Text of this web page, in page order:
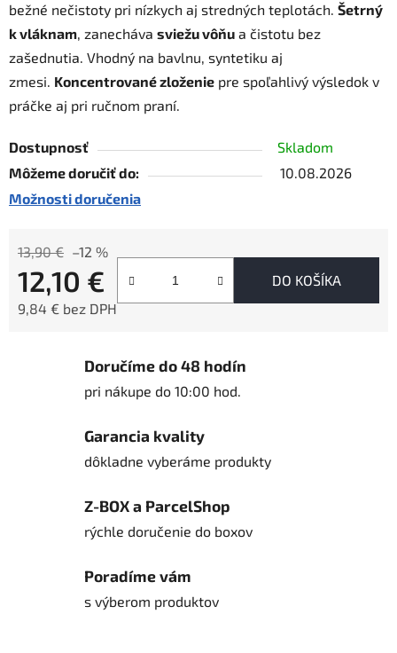
bežné nečistoty pri nízkych aj stredných teplotách. Šetrný
k vláknam, zanecháva sviežu vôňu a čistotu bez
zašednutia. Vhodný na bavlnu, syntetiku aj
zmesi. Koncentrované zloženie pre spoľahlivý výsledok v
práčke aj pri ručnom praní.
Dostupnosť
Skladom
Môžeme doručiť do:
10.08.2026
Možnosti doručenia
13,90 € –12 %
12,10 €
9,84 € bez DPH
DO KOŠÍKA
Doručíme do 48 hodín
pri nákupe do 10:00 hod.
Garancia kvality
dôkladne vyberáme produkty
Z-BOX a ParcelShop
rýchle doručenie do boxov
Poradíme vám
s výberom produktov